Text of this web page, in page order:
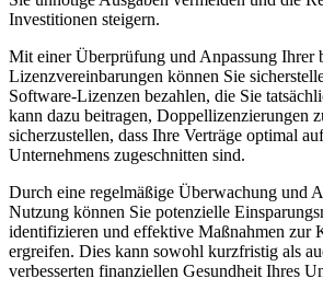
Investitionen steigern.
Mit einer Überprüfung und Anpassung Ihrer‍
Lizenzvereinbarungen⁢ können Sie
Software-Lizenzen ⁢bezahlen, die Sie
kann dazu beitragen,⁣ Doppellizenzierungen
sicherzustellen, dass Ihre ⁣Verträge optimal
⁣Unternehmens zugeschnitten​ sind.
Durch eine regelmäßige Überwachung⁢ und
Nutzung ⁣können Sie potenzielle
identifizieren ‌und effektive ⁢Maßnahmen⁤ zur⁢
‍ergreifen. ‍Dies kann sowohl kurzfristig als
verbesserten​ finanziellen Gesundheit Ihres